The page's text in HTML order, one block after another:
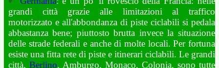
grandi città grazie alle limitazioni al traffico
motorizzato e all'abbondanza di piste ciclabili si pedala
abbastanza bene; piuttosto brutta invece la situazione
delle strade federali e anche di molte locali. Per fortuna
esiste una fitta rete di piste e itinerari ciclabili. Le grandi
città, Berlino, Amburgo, Monaco, Colonia, sono tutte